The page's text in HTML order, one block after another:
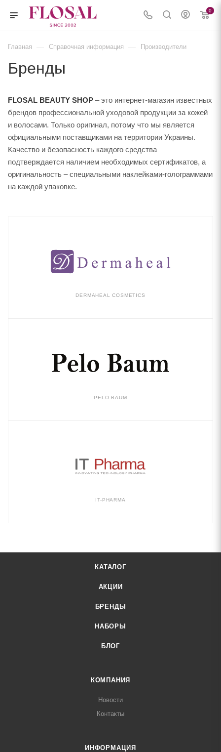
0
Главная — Справочная информация — Производители
Бренды
FLOSAL BEAUTY SHOP – это интернет-магазин известных
брендов профессиональной уходовой продукции за кожей
и волосами. Только оригинал, потому что мы является
официальными поставщиками на территории Украины.
Качество и безопасность каждого средства
подтверждается наличием необходимых сертификатов, а
оригинальность – специальными наклейками-голограммами
на каждой упаковке.
DERMAHEAL COSMETICS
PELO BAUM
IT-PHARMA
КАТАЛОГ
АКЦИИ
БРЕНДЫ
НАБОРЫ
БЛОГ
КОМПАНИЯ
Новости
Контакты
ИНФОРМАЦИЯ